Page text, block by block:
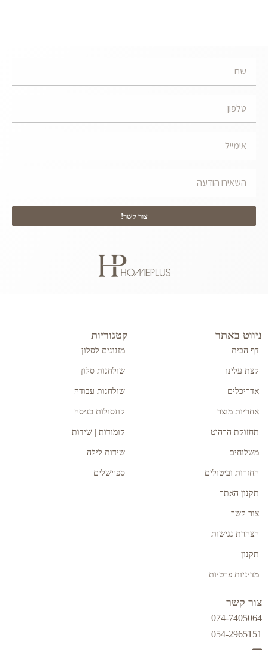
צור קשר!
ניווט באתר
דף הבית
קצת עלינו
אדריכלים
אחריות מוצר
תחזוקת הרהיט
משלוחים
החזרות וביטולים
תקנון האתר
צור קשר
הצהרת נגישות
תקנון
מדיניות פרטיות
קטגוריות
מזנונים לסלון
שולחנות סלון
שולחנות עבודה
קונסולות כניסה
קומודות | שידות
שידות לילה
ספיישלים
צור קשר
074-7405064
054-2965151